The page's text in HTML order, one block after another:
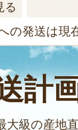
る
の発送は現
計
大級の産地